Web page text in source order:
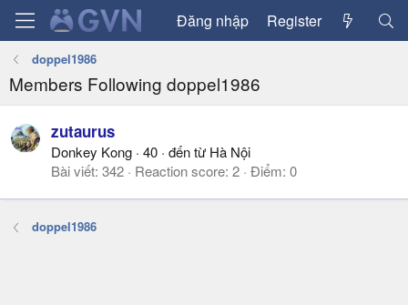
Đăng nhập Register
doppel1986
Members Following doppel1986
zutaurus
Donkey Kong · 40 · đến từ Hà Nội
Bài viết 342 Reaction score 2 Điểm 0
doppel1986